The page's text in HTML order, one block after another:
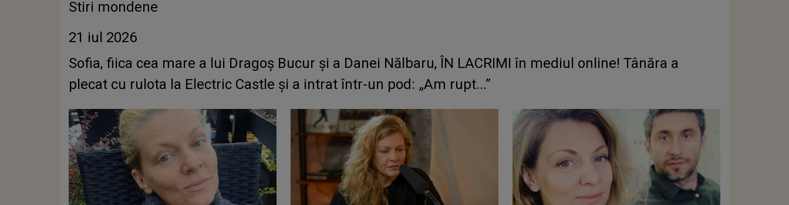
Stiri mondene
21 iul 2026
Sofia, fiica cea mare a lui Dragoș Bucur și a Danei Nălbaru, ÎN LACRIMI în mediul online! Tânăra a
plecat cu rulota la Electric Castle și a intrat într-un pod: „Am rupt...”